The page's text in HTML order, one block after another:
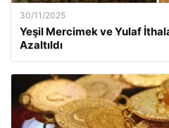
30/11/2025
Yeşil Mercimek ve Yulaf
Azaltıldı